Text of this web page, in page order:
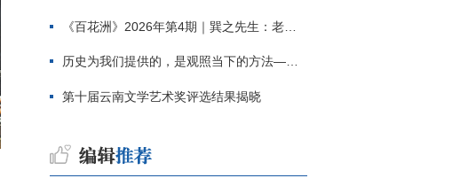
《百花洲》2026年第4期｜巽之先生：老兵朱向前侧记三题
历史为我们提供的，是观照当下的方法——历史题材非虚构写作多人谈
第十届云南文学艺术奖评选结果揭晓